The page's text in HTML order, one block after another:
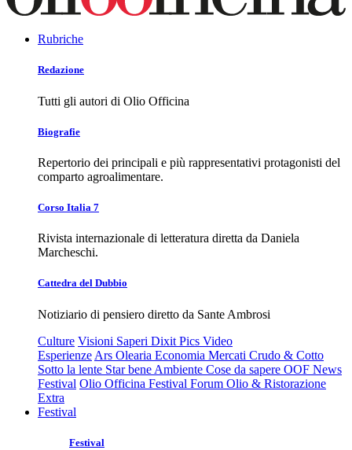
Rubriche
Redazione
Tutti gli autori di Olio Officina
Biografie
Repertorio dei principali e più rappresentativi protagonisti del
comparto agroalimentare.
Corso Italia 7
Rivista internazionale di letteratura diretta da Daniela
Marcheschi.
Cattedra del Dubbio
Notiziario di pensiero diretto da Sante Ambrosi
Culture Visioni Saperi Dixit Pics Video
Esperienze Ars Olearia Economia Mercati Crudo & Cotto
Sotto la lente Star bene Ambiente Cose da sapere OOF News
Festival Olio Officina Festival Forum Olio & Ristorazione
Extra
Festival
Festival